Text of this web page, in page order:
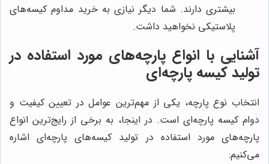
بیشتری دارند. شما دیگر نیازی به خرید مداوم کیسه‌های
پلاستیکی نخواهید داشت.
آشنایی با انواع پارچه‌های مورد استفاده در
تولید کیسه پارچه‌ای
انتخاب نوع پارچه، یکی از مهم‌ترین عوامل در تعیین کیفیت و
دوام کیسه پارچه‌ای است. در اینجا، به برخی از رایج‌ترین انواع
پارچه‌های مورد استفاده در تولید کیسه‌های پارچه‌ای اشاره
می‌کنیم: